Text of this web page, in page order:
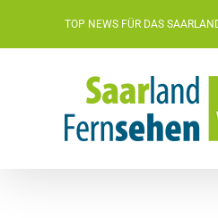
TOP NEWS FÜR DAS